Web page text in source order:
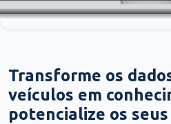
Transforme os
veículos em
potencialize os